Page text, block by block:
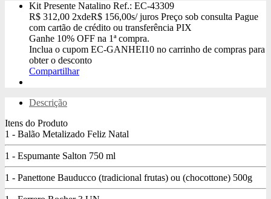
Kit Presente Natalino Ref.: EC-43309
R$ 312,00 2xdeR$ 156,00s/ juros Preço sob consulta Pague
com cartão de crédito ou transferência PIX
Ganhe 10% OFF na 1ª compra.
Inclua o cupom EC-GANHEI10 no carrinho de compras para
obter o desconto
Compartilhar
Descrição
Itens do Produto
1 - Balão Metalizado Feliz Natal
1 - Espumante Salton 750 ml
1 - Panettone Bauducco (tradicional frutas) ou (chocottone) 500g